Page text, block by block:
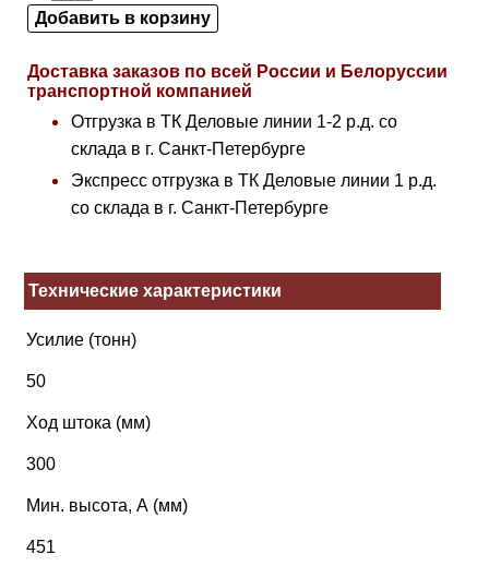
Доставка заказов по всей России и Белоруссии
транспортной компанией
Отгрузка в ТК Деловые линии 1-2 р.д. со
склада в г. Санкт-Петербурге
Экспресс отгрузка в ТК Деловые линии 1 р.д.
со склада в г. Санкт-Петербурге
Технические характеристики
Усилие (тонн)
50
Ход штока (мм)
300
Мин. высота, А (мм)
451